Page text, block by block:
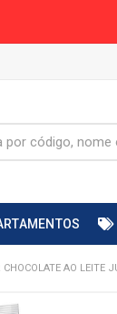
CHOCOLATE AO LEITE